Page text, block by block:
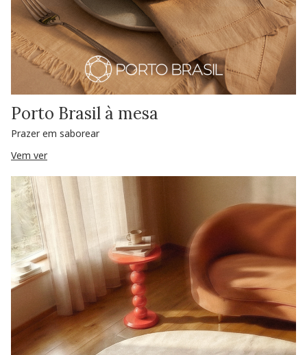
Porto Brasil à mesa
Prazer em saborear
Vem ver